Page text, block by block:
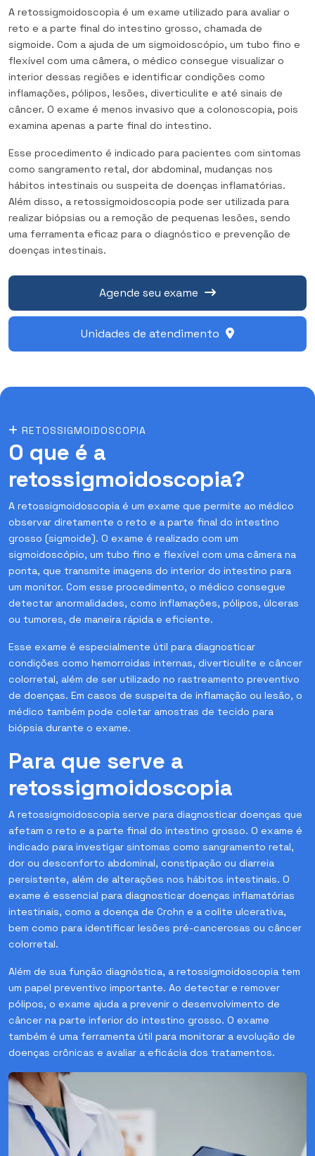
A retossigmoidoscopia é um exame utilizado para avaliar o
reto e a parte final do intestino grosso, chamada de
sigmoide. Com a ajuda de um sigmoidoscópio, um tubo fino e
flexível com uma câmera, o médico consegue visualizar o
interior dessas regiões e identificar condições como
inflamações, pólipos, lesões, diverticulite e até sinais de
câncer. O exame é menos invasivo que a colonoscopia, pois
examina apenas a parte final do intestino.
Esse procedimento é indicado para pacientes com sintomas
como sangramento retal, dor abdominal, mudanças nos
hábitos intestinais ou suspeita de doenças inflamatórias.
Além disso, a retossigmoidoscopia pode ser utilizada para
realizar biópsias ou a remoção de pequenas lesões, sendo
uma ferramenta eficaz para o diagnóstico e prevenção de
doenças intestinais.
Agende seu exame
Unidades de atendimento
RETOSSIGMOIDOSCOPIA
O que é a
retossigmoidoscopia?
A retossigmoidoscopia é um exame que permite ao médico
observar diretamente o reto e a parte final do intestino
grosso (sigmoide). O exame é realizado com um
sigmoidoscópio, um tubo fino e flexível com uma câmera na
ponta, que transmite imagens do interior do intestino para
um monitor. Com esse procedimento, o médico consegue
detectar anormalidades, como inflamações, pólipos, úlceras
ou tumores, de maneira rápida e eficiente.
Esse exame é especialmente útil para diagnosticar
condições como hemorroidas internas, diverticulite e câncer
colorretal, além de ser utilizado no rastreamento preventivo
de doenças. Em casos de suspeita de inflamação ou lesão, o
médico também pode coletar amostras de tecido para
biópsia durante o exame.
Para que serve a
retossigmoidoscopia
A retossigmoidoscopia serve para diagnosticar doenças que
afetam o reto e a parte final do intestino grosso. O exame é
indicado para investigar sintomas como sangramento retal,
dor ou desconforto abdominal, constipação ou diarreia
persistente, além de alterações nos hábitos intestinais. O
exame é essencial para diagnosticar doenças inflamatórias
intestinais, como a doença de Crohn e a colite ulcerativa,
bem como para identificar lesões pré-cancerosas ou câncer
colorretal.
Além de sua função diagnóstica, a retossigmoidoscopia tem
um papel preventivo importante. Ao detectar e remover
pólipos, o exame ajuda a prevenir o desenvolvimento de
câncer na parte inferior do intestino grosso. O exame
também é uma ferramenta útil para monitorar a evolução de
doenças crônicas e avaliar a eficácia dos tratamentos.